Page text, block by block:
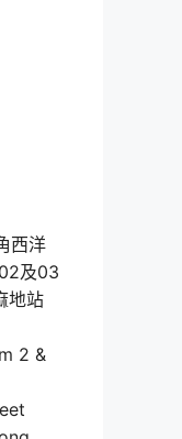
西洋
及03
地站
2 &